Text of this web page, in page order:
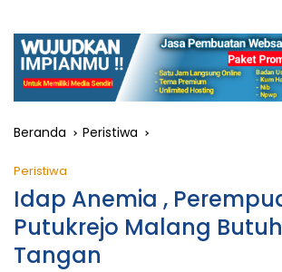
Beranda Peristiwa
Peristiwa
Idap Anemia ,
Putukrejo Malang
Tangan